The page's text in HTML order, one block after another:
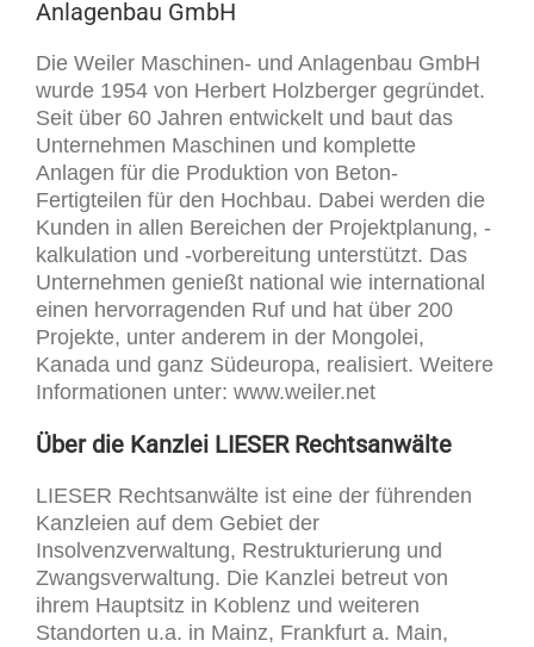
Anlagenbau GmbH
Die Weiler Maschinen- und Anlagenbau GmbH
wurde 1954 von Herbert Holzberger gegründet.
Seit über 60 Jahren entwickelt und baut das
Unternehmen Maschinen und komplette
Anlagen für die Produktion von Beton-
Fertigteilen für den Hochbau. Dabei werden die
Kunden in allen Bereichen der Projektplanung, -
kalkulation und -vorbereitung unterstützt. Das
Unternehmen genießt national wie international
einen hervorragenden Ruf und hat über 200
Projekte, unter anderem in der Mongolei,
Kanada und ganz Südeuropa, realisiert. Weitere
Informationen unter: www.weiler.net
Über die Kanzlei LIESER Rechtsanwälte
LIESER Rechtsanwälte ist eine der führenden
Kanzleien auf dem Gebiet der
Insolvenzverwaltung, Restrukturierung und
Zwangsverwaltung. Die Kanzlei betreut von
ihrem Hauptsitz in Koblenz und weiteren
Standorten u.a. in Mainz, Frankfurt a. Main,